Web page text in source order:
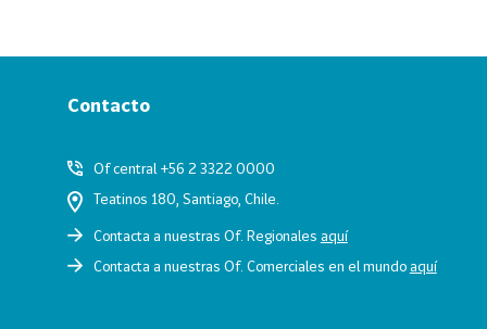
Contacto
Of central +56 2 3322 0000
Teatinos 180, Santiago, Chile.
Contacta a nuestras Of. Regionales aquí
Contacta a nuestras Of. Comerciales en el mundoaquí